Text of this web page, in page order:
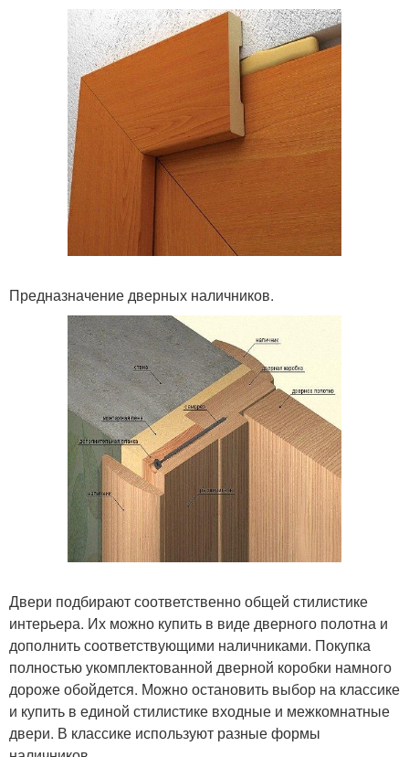
Предназначение дверных наличников.
Двери подбирают соответственно общей стилистике
интерьера. Их можно купить в виде дверного полотна и
дополнить соответствующими наличниками. Покупка
полностью укомплектованной дверной коробки намного
дороже обойдется. Можно остановить выбор на классике
и купить в единой стилистике входные и межкомнатные
двери. В классике используют разные формы